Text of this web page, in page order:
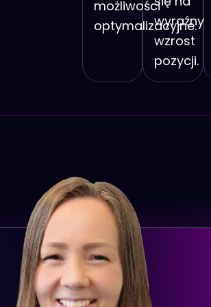
możliwości
optymalizacyjne.
wyraźny
wzrost
pozycji.